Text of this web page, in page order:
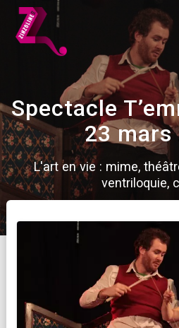
to
Spectacle
23 mars
L'art en vie : mime,
ventriloquie,